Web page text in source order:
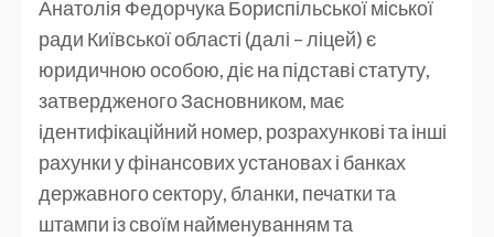
Анатолія Федорчука Бориспільської міської
ради Київської області (далі – ліцей) є
юридичною особою, діє на підставі статуту,
затвердженого Засновником, має
ідентифікаційний номер, розрахункові та інші
рахунки у фінансових установах і банках
державного сектору, бланки, печатки та
штампи із своїм найменуванням та